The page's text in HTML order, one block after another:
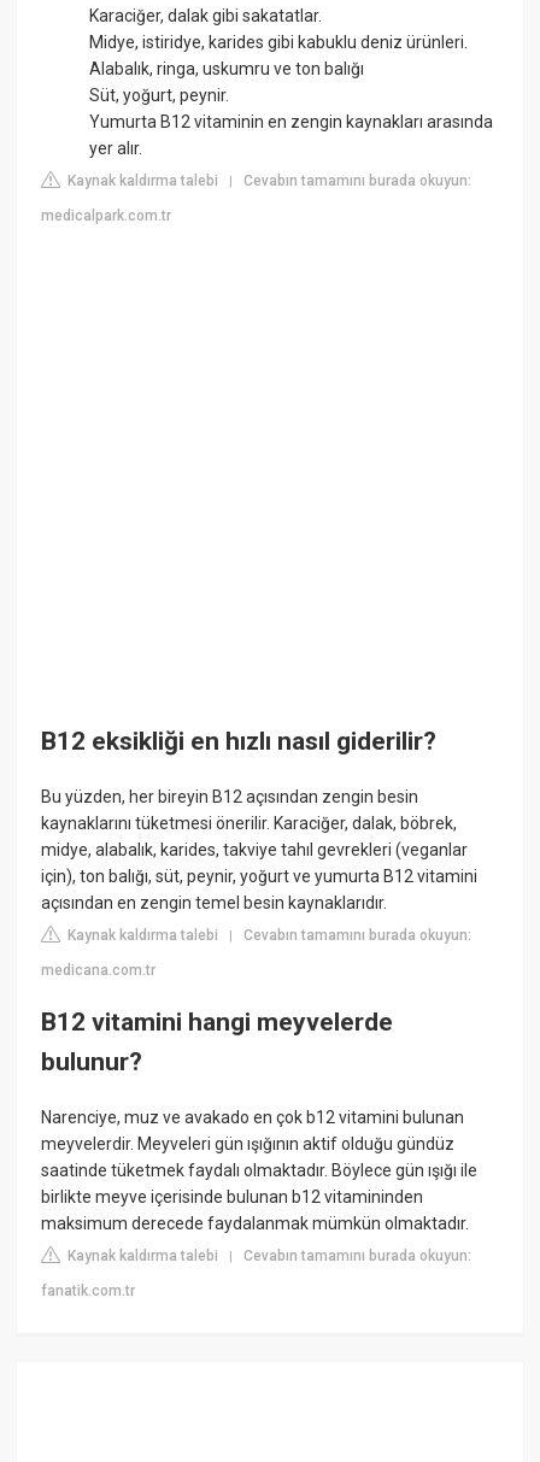
Karaciğer, dalak gibi sakatatlar.
Midye, istiridye, karides gibi kabuklu deniz ürünleri.
Alabalık, ringa, uskumru ve ton balığı
Süt, yoğurt, peynir.
Yumurta B12 vitaminin en zengin kaynakları arasında
yer alır.
Kaynak kaldırma talebi |Cevabın tamamını burada okuyun:
medicalpark.com.tr
B12 eksikliği en hızlı nasıl giderilir?
Bu yüzden, her bireyin B12 açısından zengin besin
kaynaklarını tüketmesi önerilir. Karaciğer, dalak, böbrek,
midye, alabalık, karides, takviye tahıl gevrekleri (veganlar
için), ton balığı, süt, peynir, yoğurt ve yumurta B12 vitamini
açısından en zengin temel besin kaynaklarıdır.
Kaynak kaldırma talebi |Cevabın tamamını burada okuyun:
medicana.com.tr
B12 vitamini hangi meyvelerde
bulunur?
Narenciye, muz ve avakado en çok b12 vitamini bulunan
meyvelerdir. Meyveleri gün ışığının aktif olduğu gündüz
saatinde tüketmek faydalı olmaktadır. Böylece gün ışığı ile
birlikte meyve içerisinde bulunan b12 vitamininden
maksimum derecede faydalanmak mümkün olmaktadır.
Kaynak kaldırma talebi |Cevabın tamamını burada okuyun:
fanatik.com.tr